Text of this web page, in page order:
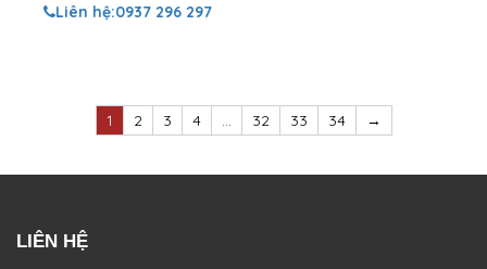
Liên hệ:0937 296 297
1 2 3 4 … 32 33 34 →
LIÊN HỆ